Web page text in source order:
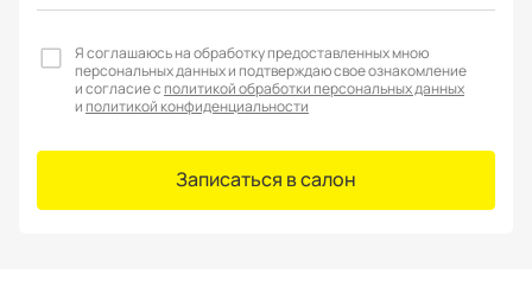
Я соглашаюсь на обработку предоставленных мною
персональных данных и подтверждаю свое ознакомление
и согласие сполитикой обработки персональных данных
иполитикой конфиденциальности
Записаться в салон